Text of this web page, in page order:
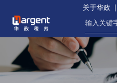
关于华政